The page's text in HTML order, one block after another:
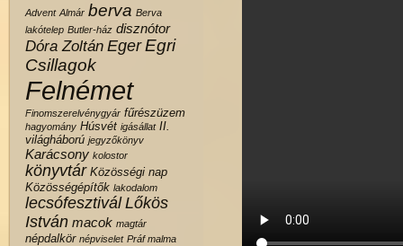
Advent Almár berva Berva
lakótelep Butler-ház disznótor
Dóra Zoltán Eger Egri
Csillagok
Felnémet
Finomszerelvénygyár fűrészüzem
hagyomány Húsvét igásállat II.
világháború jegyzőkönyv
Karácsony kolostor
könyvtár Közösségi nap
Közösségépítők lakodalom
lecsófesztivál Lőkös
István macok magtár
népdalkör népviselet Práf malma